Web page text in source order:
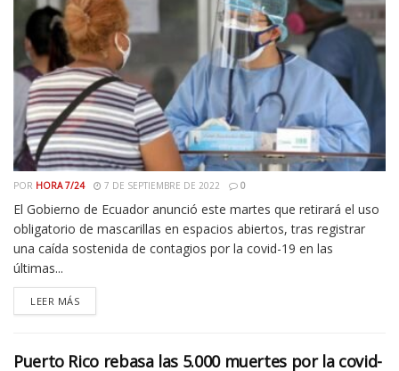
POR HORA 7/24 7 DE SEPTIEMBRE DE 2022 0
El Gobierno de Ecuador anunció este martes que retirará el uso
obligatorio de mascarillas en espacios abiertos, tras registrar
una caída sostenida de contagios por la covid-19 en las
últimas...
LEER MÁS
Puerto Rico rebasa las 5.000 muertes por la covid-